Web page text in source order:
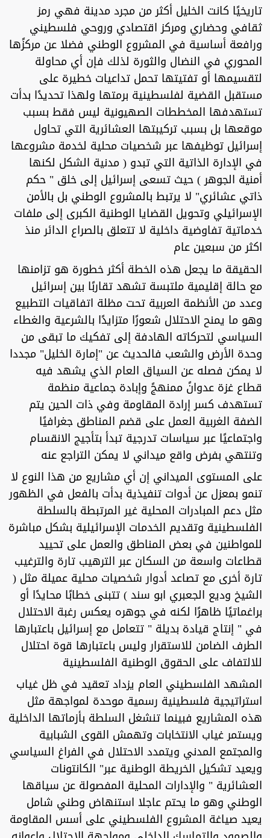
تاريخيًا كانت الخليل أكثر من مجرد مدينة فهي رمز
ثقافي وحضاري ومركز اقتصادي وروحي فلسطيني
ورافعة أساسية في المشروع الوطني فضلا عن مركزًها
المحوري في النضال والثورة لذلك فإن أي محاولة
لتقسيمها أو تفتيتها تحمل تداعيات خطيرة على
مستقبل القضية لفلسطينية برمتها ولهذا تحديدًا بدأت
تستهدفها المخططات الصهيونية ليس فقط بسبب
موقعها بل بسبب تركيبتها العشائرية التي تحاول
إسرائيل توظيفها عبر شخصيات محلية لخدمة مشروعها
في الإدارة الذاتية التي تبدو ( مدنية الشكل لكنها
أمنية الجوهر ) حيث تسعى إسرائيل إلى خلق " حكم
ذاتي عشائري" لا يرتبط بالمشروع الوطني بل بالأمن
الإسرائيلي وتحويل القضايا الوطنية الكبرى إلى ملفات
خدماتية تفاوضية داخلية لا تتعلق بالصراع الدائر منذ
اكثر من سبعين عام
الحقيقة ما يجعل هذه الخطة أكثر خطورة هو تزامنها
مع حالة إقليمية ملتبسة تشهد تقاربًا بين إسرائيل
وعدد من الأنظمة العربية تحت مظلة اتفاقيات التطبيع
وهو ما يمنح الاحتلال شعورًا متزايدًا بالشرعية والغطاء
السياسي لتحركاته الهادفة إلى تفكيك ما تبقى من
وحدة الأرض والشعب فالحديث عن "إمارة الخليل" مجددا
لا يمكن فصله عن السياق العام الذي يشهد فيه
قطاع غزة عدوانً ممنهجً وإبادة جماعية منظمة
تستهدف كسر إرادة المقاومة وفي ذات الحين يتم
الضفة الغربية العمل على قضم المناطق جغرافيًا
واجتماعيًا عبر سياسات تدرجية تبدأ بتأجيج الانقسام
وتنتهي بفرض واقع ميداني لا يمكن التراجع عنه
على المستوى الميداني إن أي مشاريع من هذا النوع لا
تنمو بمعزل عن أدوات تنفيذية بدأت بالفعل في الظهور
مثل دعم المبادرات المحلية غير المرتبطة بالسلطة
الفلسطينية وتقديم الخدمات الإسرائيلية بشكل مباشرة
للمواطنين في بعض المناطق والعمل على تحييد
قطاعات واسعة من السكان عبر الترهيب تارة والترغيب
تارة أخرى مع تصاعد أدوار شخصيات محلية عميلة مثل (
الشيخ وديع الجعبري ابو سند ) تتبنى خطابًا محايدًا أو
براغماتيًا ظاهرًا لكنه في جوهره يعكس رغبة الاحتلال
في " إنتاج قيادة بديلة " تتعامل مع إسرائيل باعتبارها
الطرف الضامن للاستقرار وليس باعتبارها قوة احتلال
للالتفاف على الحقوق الوطنية الفلسطينية
المشهد الفلسطيني العام يزداد تعقيد في ظل غياب
استراتيجية فلسطينية رسمية موحدة لمواجهة مثل
هذه المشاريع فبينما تنشغل السلطة بأزماتها الداخلية
ويستمر غياب الانتخابات وتهمش القوى الشبابية
والمجتمع المدني ويتمدد الاحتلال في الفراغ السياسي
ويعيد تشكيل الخريطة الوطنية عبر" الكانتونات
العشائرية " والإدارات المحلية المفصولة عن سياقها
الوطني وهو ما يحتم عاجلا استنهاض وطني شامل
يعيد صياغة المشروع الفلسطيني على أسس المقاومة